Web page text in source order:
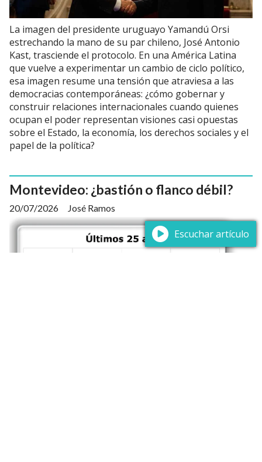
La imagen del presidente uruguayo Yamandú Orsi
estrechando la mano de su par chileno, José Antonio
Kast, trasciende el protocolo. En una América Latina
que vuelve a experimentar un cambio de ciclo político,
esa imagen resume una tensión que atraviesa a las
democracias contemporáneas: ¿cómo gobernar y
construir relaciones internacionales cuando quienes
ocupan el poder representan visiones casi opuestas
sobre el Estado, la economía, los derechos sociales y el
papel de la política?
Montevideo: ¿bastión o flanco débil?
José Ramos
20/07/2026
Escuchar artículo